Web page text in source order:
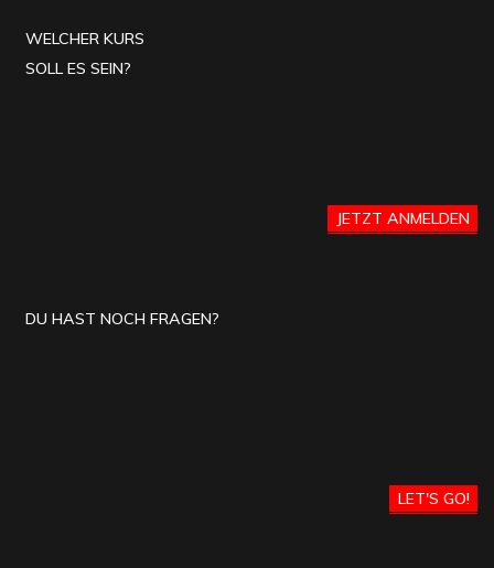
WELCHER KURS
SOLL ES SEIN?
JETZT ANMELDEN
DU HAST NOCH FRAGEN?
LET'S GO!